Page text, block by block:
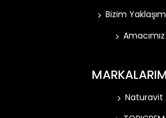
Bizim
Amacımız
Naturavit